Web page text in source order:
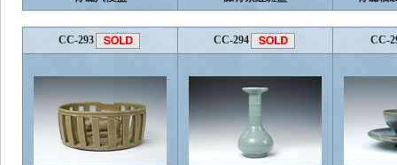
CC-293 CC-294 CC-